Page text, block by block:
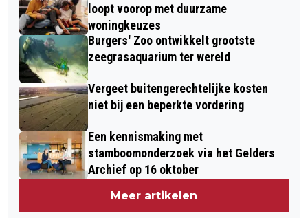
loopt voorop met duurzame
woningkeuzes
Burgers' Zoo ontwikkelt grootste
zeegrasaquarium ter wereld
Vergeet buitengerechtelijke kosten
niet bij een beperkte vordering
Een kennismaking met
stamboomonderzoek via het Gelders
Archief op 16 oktober
Meer artikelen